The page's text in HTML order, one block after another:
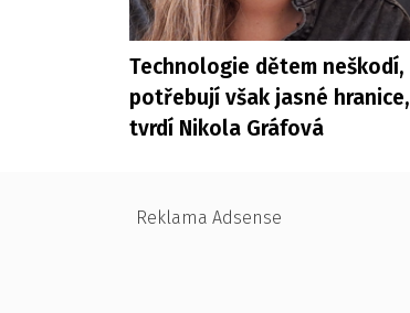
Technologie dětem neškodí,
potřebují však jasné hranice,
tvrdí Nikola Gráfová
Reklama Adsense